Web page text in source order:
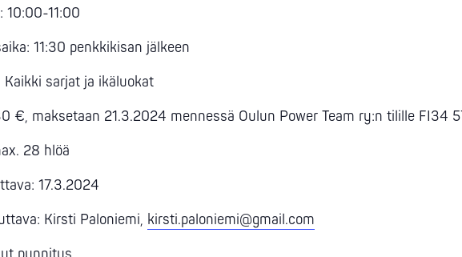
10:00-11:00
11:30 penkkikisan jälkeen
Kaikki sarjat ja ikäluokat
€, maksetaan 21.3.2024 mennessä Oulun Power Team ry:n tilille FI34
28 hlöä
17.3.2024
Kirsti Paloniemi, kirsti.paloniemi@gmail.com